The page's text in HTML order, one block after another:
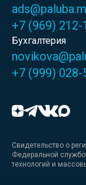
+7 (969) 212-
Бухгалтерия
+7 (999) 028-
Свидетельство о
Федеральной
технологий и